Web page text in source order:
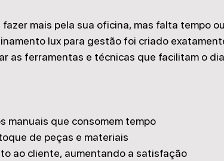
mais pela sua oficina, mas falta tempo
lux para gestão foi criado
as ferramentas e técnicas que facilitam o
manuais que consomem tempo
de peças e materiais
ao cliente, aumentando a satisfação